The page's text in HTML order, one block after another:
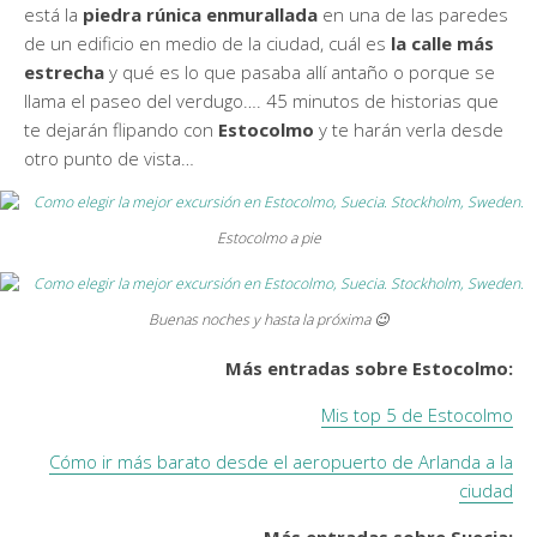
está la piedra rúnica enmurallada en una de las paredes
de un edificio en medio de la ciudad, cuál es la calle más
estrecha y qué es lo que pasaba allí antaño o porque se
llama el paseo del verdugo…. 45 minutos de historias que
te dejarán flipando con Estocolmo y te harán verla desde
otro punto de vista…
Estocolmo a pie
Buenas noches y hasta la próxima 😉
Más entradas sobre Estocolmo:
Mis top 5 de Estocolmo
Cómo ir más barato desde el aeropuerto de Arlanda a la
ciudad